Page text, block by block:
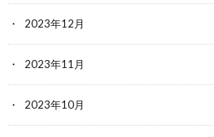
2023年12月
2023年11月
2023年10月